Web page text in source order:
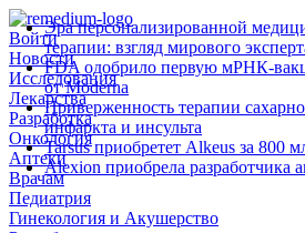
Войти
Новости
Исследования
Лекарства
Разработка
Онкология
Аптеки
Врачам
Педиатрия
Гинекология и Акушерство
Эра персонализированной
терапии: взгляд мирового
FDA одобрило первую
от Moderna
Приверженность терапии
инфаркта и инсульта
Tarsus приобретет Alkeus за 800
Alexion приобрела разработчика